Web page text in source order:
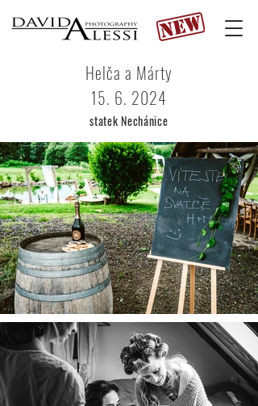
Helča a Márty
15. 6. 2024
statek Nechánice